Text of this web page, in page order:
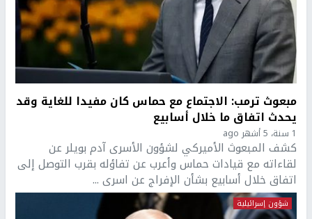
مبعوث ترمب: الاجتماع مع حماس كان مفيدا للغاية وقد
يحدث اتفاق ما خلال أسابيع
1 سنة، 5 أشهر ago
كشف المبعوث الأميركي لشؤون الأسرى آدم بويلر عن
لقاءاته مع قيادات حماس وأعرب عن تفاؤله بقرب التوصل إلى
اتفاق خلال أسابيع بشأن الإفراج عن اسرى ...
شؤون إسرائيلية